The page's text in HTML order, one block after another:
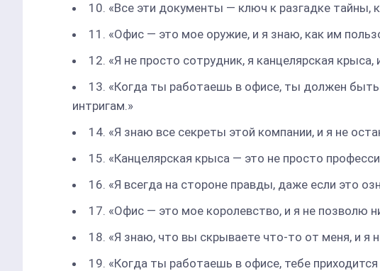
10. «Все эти документы — ключ к разгадке тайны,
11. «Офис — это мое оружие, и я знаю, как им
12. «Я не просто сотрудник, я канцелярская крыса,
13. «Когда ты работаешь в офисе, ты должен быть
интригам.»
14. «Я знаю все секреты этой компании, и я не
15. «Канцелярская крыса — это не просто
16. «Я всегда на стороне правды, даже если это
17. «Офис — это мое королевство, и я не позволю
18. «Я знаю, что вы скрываете что-то от меня, и я
19. «Когда ты работаешь в офисе, тебе